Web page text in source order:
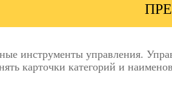
инструменты управления.
карточки категорий и